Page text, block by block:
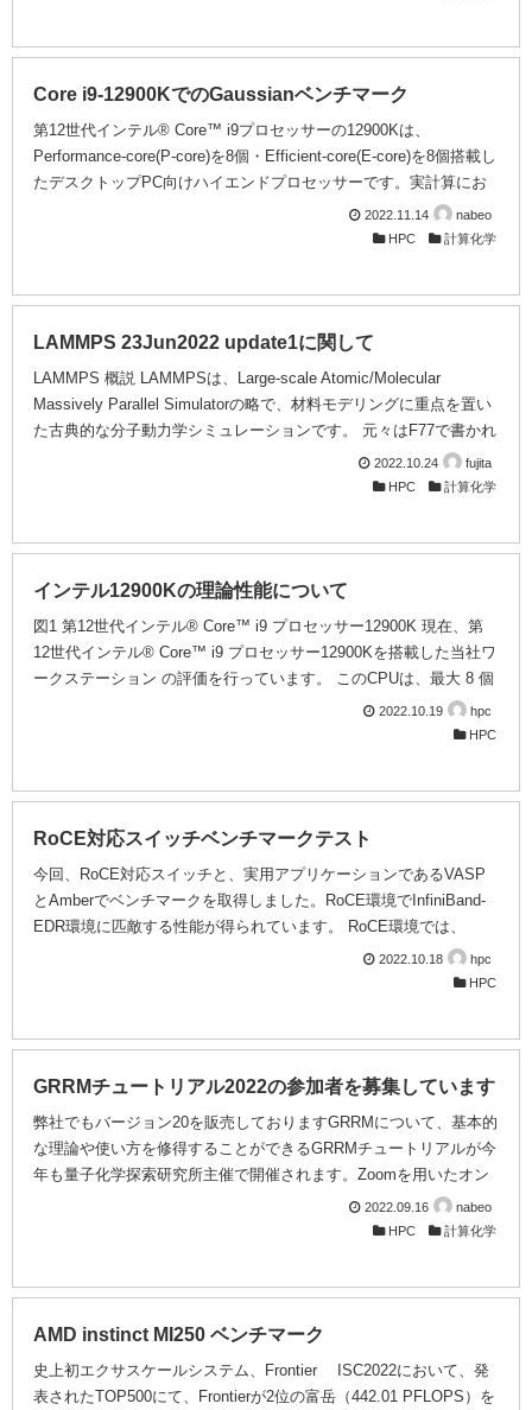
が特長です。また、AVX-512命令に対応してAI・HPCワークロード
向けに機能強化された他、キャッシュ階層と分岐予測の改善に...
Core i9-12900KでのGaussianベンチマーク
第12世代インテル® Core™ i9プロセッサーの12900Kは、
Performance-core(P-core)を8個・Efficient-core(E-core)を8個搭載し
たデスクトップPC向けハイエンドプロセッサーです。実計算にお
ける性能を明らかにするため、量子化学計算のデファクトスタンダ
ードであるGaussian16にてベンチマークを行いました。 ベンチマ
Windows 11 ...
2022.11.14
nabeo
HPC
計算化学
LAMMPS 23Jun2022 update1に関して
LAMMPS 概説 LAMMPSは、Large-scale Atomic/Molecular
Massively Parallel Simulatorの略で、材料モデリングに重点を置い
た古典的な分子動力学シミュレーションです。 元々はF77で書かれ
ていました。LAMMPS 99がF77で、LAMMPS 2001がF90で書かれ
ていたバージョンです。とあるMPIの実装実験の時、手頃な負荷の
ープンソースでフリーである事から、特にスパコンで様々な実装実
験などに使われ...
2022.10.24
fujita
HPC
計算化学
インテル12900Kの理論性能について
図1 第12世代インテル® Core™ i9 プロセッサー12900K 現在、第
12世代インテル® Core™ i9 プロセッサー12900Kを搭載した当社ワ
ークステーション の評価を行っています。 このCPUは、最大 8 個
の高性能コア (P コア) と最大 8 個の高効率コア (E コア) からなる
ハイブリッド・アーキテクチャーを採用しています。インテル® ス
ました。が、どこにも見当たりません。 そこで自分で計算してみ
ました。 表 周波数は、P...
2022.10.19
hpc
HPC
RoCE対応スイッチベンチマークテスト
今回、RoCE対応スイッチと、実用アプリケーションであるVASP
とAmberでベンチマークを取得しました。RoCE環境でInfiniBand-
EDR環境に匹敵する性能が得られています。 RoCE環境では、
InfiniBand-EDR環境と異なり、ドライバーソフトやMPIのバージョ
ン変更が必要になりますが、リードタイムなどのメリットを勘案す
回は、VASP 5.4.4p1 1,000 atoms (PAW GGA)を使用し、RoCE環
境の計算時間比を取得し、In...
2022.10.18
hpc
HPC
GRRMチュートリアル2022の参加者を募集しています
弊社でもバージョン20を販売しておりますGRRMについて、基本的
な理論や使い方を修得することができるGRRMチュートリアルが今
年も量子化学探索研究所主催で開催されます。Zoomを用いたオン
ライン開催ですので、遠方のお客様も参加しやすい形態となってい
ます。GRRMを使ってみたいけど、使いこなせるか心配、といった
（オンライン方式） ２０２２年度のGRRMチュートリアルが下記
の要領で開催されます。 日時： １０月１９（水）１０：００
2022.09.16
nabeo
HPC
計算化学
AMD instinct MI250 ベンチマーク
史上初エクサスケールシステム、Frontier ISC2022において、発
表されたTOP500にて、Frontierが2位の富岳（442.01 PFLOPS）を